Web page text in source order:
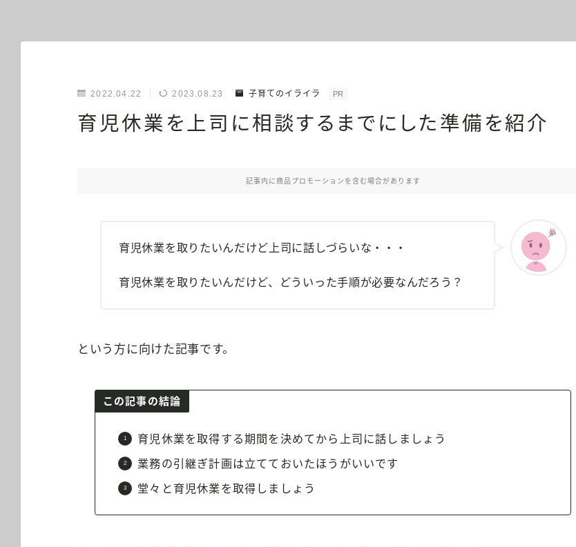
2022.04.22 2023.08.23 子育てのイライラ PR
育児休業を上司に相談するまでにした準備を紹介
記事内に商品プロモーションを含む場合があります
育児休業を取りたいんだけど上司に話しづらいな・・・
育児休業を取りたいんだけど、どういった手順が必要なんだろう？
という方に向けた記事です。
この記事の結論
育児休業を取得する期間を決めてから上司に話しましょう
業務の引継ぎ計画は立てておいたほうがいいです
堂々と育児休業を取得しましょう